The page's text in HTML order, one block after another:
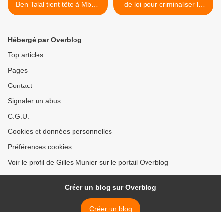
Ben Talal tient tête à MbS :
il exige un tribunal
de loi pour criminaliser la
normalisation avec Israël >
Hébergé par Overblog
Top articles
Pages
Contact
Signaler un abus
C.G.U.
Cookies et données personnelles
Préférences cookies
Voir le profil de Gilles Munier sur le portail Overblog
Créer un blog sur Overblog
Créer un blog